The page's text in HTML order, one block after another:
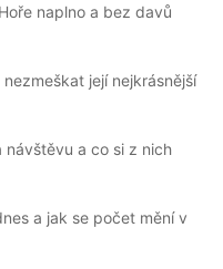
naplno a bez davů
její nejkrásnější
návštěvu a co si z nich
a jak se počet mění v